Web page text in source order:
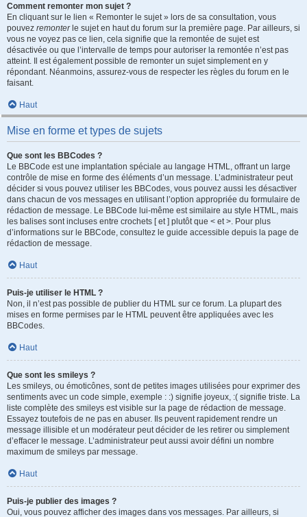
Comment remonter mon sujet ?
En cliquant sur le lien « Remonter le sujet » lors de sa consultation, vous
pouvez remonterle sujet en haut du forum sur la première page. Par ailleurs, si
vous ne voyez pas ce lien, cela signifie que la remontée de sujet est
désactivée ou que l’intervalle de temps pour autoriser la remontée n’est pas
atteint. Il est également possible de remonter un sujet simplement en y
répondant. Néanmoins, assurez-vous de respecter les règles du forum en le
faisant.
Haut
Mise en forme et types de sujets
Que sont les BBCodes ?
Le BBCode est une implantation spéciale au langage HTML, offrant un large
contrôle de mise en forme des éléments d’un message. L’administrateur peut
décider si vous pouvez utiliser les BBCodes, vous pouvez aussi les désactiver
dans chacun de vos messages en utilisant l’option appropriée du formulaire de
rédaction de message. Le BBCode lui-même est similaire au style HTML, mais
les balises sont incluses entre crochets [ et ] plutôt que < et >. Pour plus
d’informations sur le BBCode, consultez le guide accessible depuis la page de
rédaction de message.
Haut
Puis-je utiliser le HTML ?
Non, il n’est pas possible de publier du HTML sur ce forum. La plupart des
mises en forme permises par le HTML peuvent être appliquées avec les
BBCodes.
Haut
Que sont les smileys ?
Les smileys, ou émoticônes, sont de petites images utilisées pour exprimer des
sentiments avec un code simple, exemple : :) signifie joyeux, :( signifie triste. La
liste complète des smileys est visible sur la page de rédaction de message.
Essayez toutefois de ne pas en abuser. Ils peuvent rapidement rendre un
message illisible et un modérateur peut décider de les retirer ou simplement
d’effacer le message. L’administrateur peut aussi avoir défini un nombre
maximum de smileys par message.
Haut
Puis-je publier des images ?
Oui, vous pouvez afficher des images dans vos messages. Par ailleurs, si